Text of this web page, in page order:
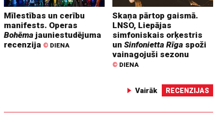
Mīlestības un cerību
manifests. Operas
Bohēma jauniestudējuma
recenzija © DIENA
Skaņa pārtop gaismā.
LNSO, Liepājas
simfoniskais orķestris
unSinfonietta Rīga spoži
vainagojuši sezonu
© DIENA
Vairāk RECENZIJAS